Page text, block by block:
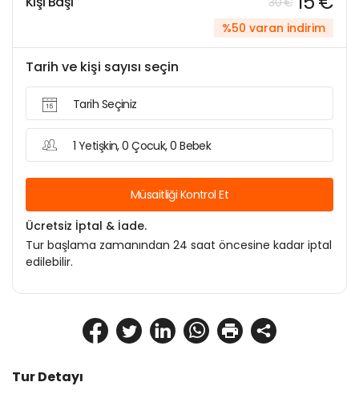
Tur Detayı
%50 varan indirim
Tarih ve kişi sayısı seçin
Tarih Seçiniz
1 Yetişkin, 0 Çocuk, 0 Bebek
Müsaitliği Kontrol Et
Ücretsiz İptal & İade.
Tur başlama zamanından 24 saat öncesine kadar iptal
edilebilir.